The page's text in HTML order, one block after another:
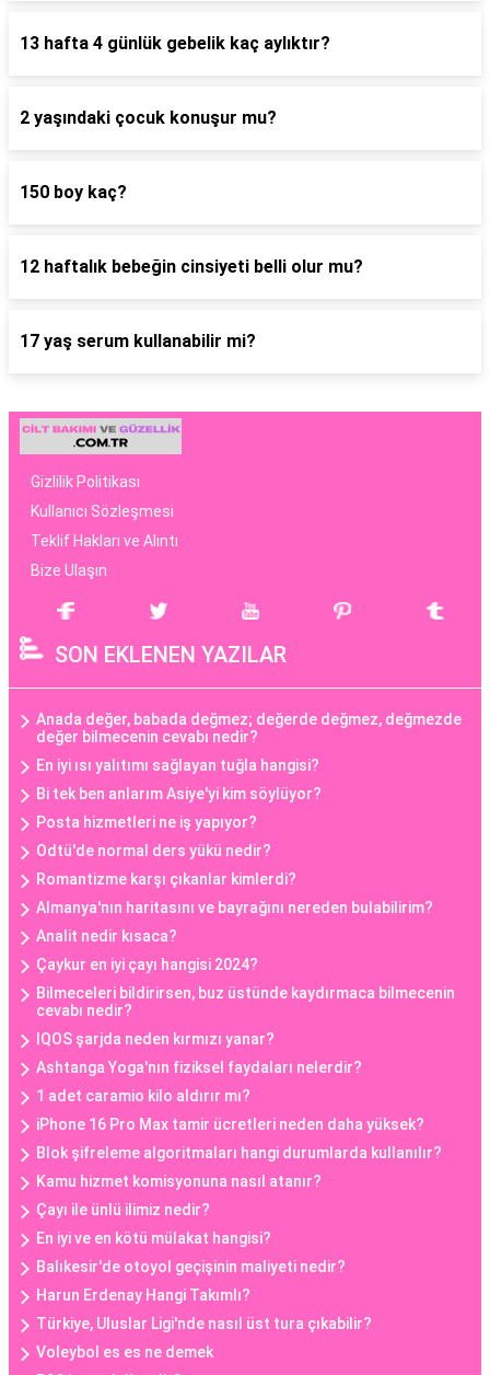
13 hafta 4 günlük gebelik kaç aylıktır?
2 yaşındaki çocuk konuşur mu?
150 boy kaç?
12 haftalık bebeğin cinsiyeti belli olur mu?
17 yaş serum kullanabilir mi?
Gizlilik Politikası
Kullanıcı Sözleşmesi
Teklif Hakları ve Alıntı
Bize Ulaşın
SON EKLENEN YAZILAR
Anada değer, babada değmez; değerde değmez, değmezde
değer bilmecenin cevabı nedir?
En iyi ısı yalıtımı sağlayan tuğla hangisi?
Bi tek ben anlarım Asiye'yi kim söylüyor?
Posta hizmetleri ne iş yapıyor?
Odtü'de normal ders yükü nedir?
Romantizme karşı çıkanlar kimlerdi?
Almanya'nın haritasını ve bayrağını nereden bulabilirim?
Analit nedir kısaca?
Çaykur en iyi çayı hangisi 2024?
Bilmeceleri bildirirsen, buz üstünde kaydırmaca bilmecenin
cevabı nedir?
IQOS şarjda neden kırmızı yanar?
Ashtanga Yoga'nın fiziksel faydaları nelerdir?
1 adet caramio kilo aldırır mı?
iPhone 16 Pro Max tamir ücretleri neden daha yüksek?
Blok şifreleme algoritmaları hangi durumlarda kullanılır?
Kamu hizmet komisyonuna nasıl atanır?
Çayı ile ünlü ilimiz nedir?
En iyi ve en kötü mülakat hangisi?
Balıkesir'de otoyol geçişinin maliyeti nedir?
Harun Erdenay Hangi Takımlı?
Türkiye, Uluslar Ligi'nde nasıl üst tura çıkabilir?
Voleybol es es ne demek